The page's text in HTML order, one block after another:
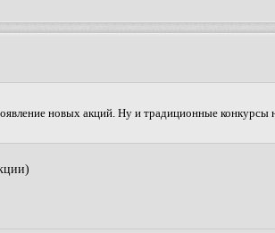
новых акций. Ну и традиционные конкурсы